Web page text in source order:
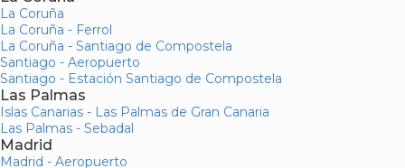
La Coruña
La Coruña - Ferrol
La Coruña - Santiago de Compostela
Santiago - Aeropuerto
Santiago - Estación Santiago de Compostela
Las Palmas
Islas Canarias - Las Palmas de Gran Canaria
Las Palmas - Sebadal
Madrid
Madrid - Aeropuerto